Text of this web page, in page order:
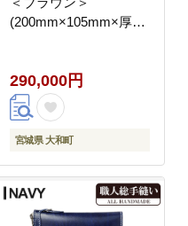
(200mm×105mm×厚み
サイフ 名入れ ギフト
ルガトショルダー 本格
シンプル ファッション
日本製 手縫い ハンドメ
式会社Stand Field】
ta273-brown
290,000円
宮城県 大和町